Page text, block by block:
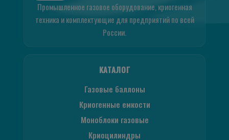
Промышленное газовое оборудование, криогенная
техника и комплектующие для предприятий по всей
России.
КАТАЛОГ
Газовые баллоны
Криогенные емкости
Моноблоки газовые
Криоцилиндры